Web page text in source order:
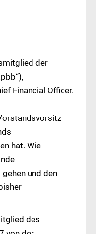
der
Financial Officer.
hat. Wie
gehen und den
des